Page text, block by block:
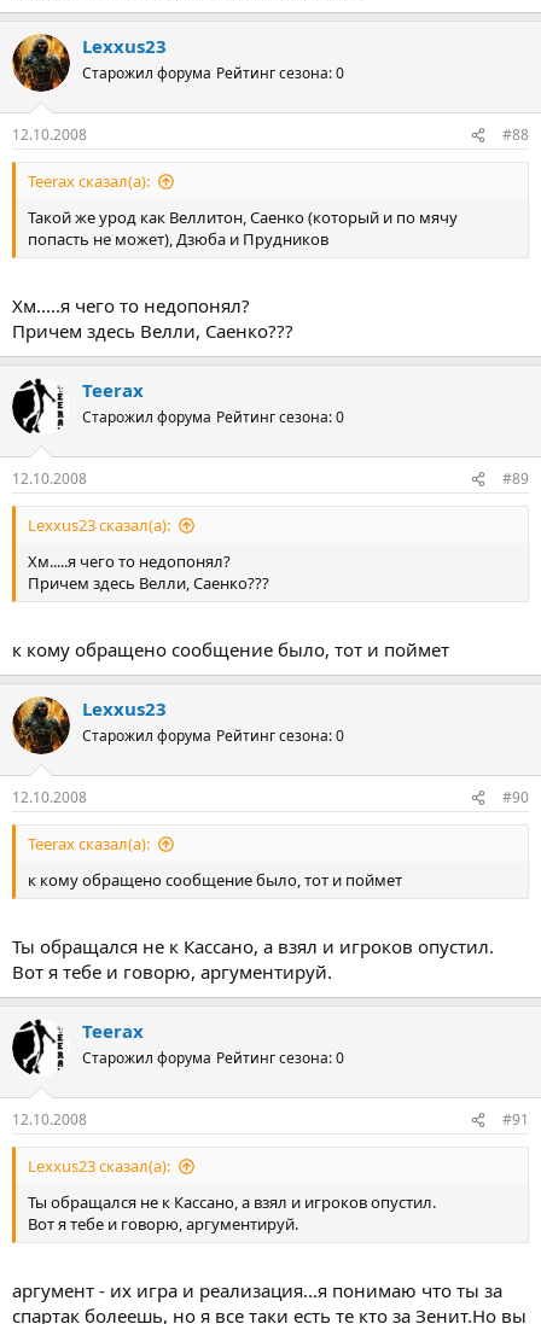
Lexxus23
Старожил форума Рейтинг сезона: 0
12.10.2008 #88
Teerax сказал(а):
Такой же урод как Веллитон, Саенко (который и по мячу
попасть не может), Дзюба и Прудников
Хм.....я чего то недопонял?
Причем здесь Велли, Саенко???
Teerax
Старожил форума Рейтинг сезона: 0
12.10.2008 #89
Lexxus23 сказал(а):
Хм.....я чего то недопонял?
Причем здесь Велли, Саенко???
к кому обращено сообщение было, тот и поймет
Lexxus23
Старожил форума Рейтинг сезона: 0
12.10.2008 #90
Teerax сказал(а):
к кому обращено сообщение было, тот и поймет
Ты обращался не к Кассано, а взял и игроков опустил.
Вот я тебе и говорю, аргументируй.
Teerax
Старожил форума Рейтинг сезона: 0
12.10.2008 #91
Lexxus23 сказал(а):
Ты обращался не к Кассано, а взял и игроков опустил.
Вот я тебе и говорю, аргументируй.
аргумент - их игра и реализация...я понимаю что ты за
спартак болеешь, но я все таки есть те кто за Зенит.Но вы